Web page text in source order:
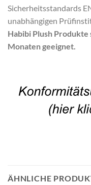
Sicherheitsstandards
unabhängigen
Habibi Plush
Monaten geeignet.
ÄHNLICHE